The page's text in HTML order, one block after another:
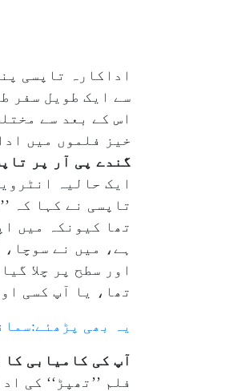
اداکارہ تاپسی
اس کے بعد سے
خیز فلموں میں
گندے پی آر پر
ایک حالیہ
تاپسی نے کہا کہ
تھا کیونکہ میں
ہے، میں نے
اور سطح پر چلا
تھا، یا آپ کسی
یہ بھی
آپ کی کامیابی
فلم ’’تھپڑ‘‘ کی